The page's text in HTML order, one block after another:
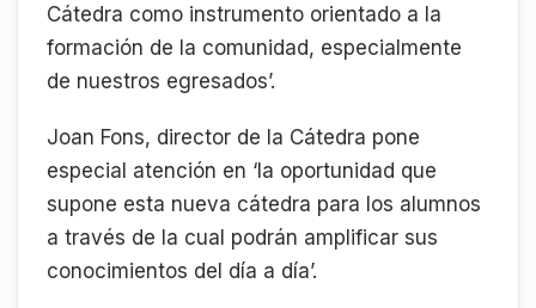
Cátedra como instrumento orientado a la
formación de la comunidad, especialmente
de nuestros egresados’.
Joan Fons, director de la Cátedra pone
especial atención en ‘la oportunidad que
supone esta nueva cátedra para los alumnos
a través de la cual podrán amplificar sus
conocimientos del día a día’.